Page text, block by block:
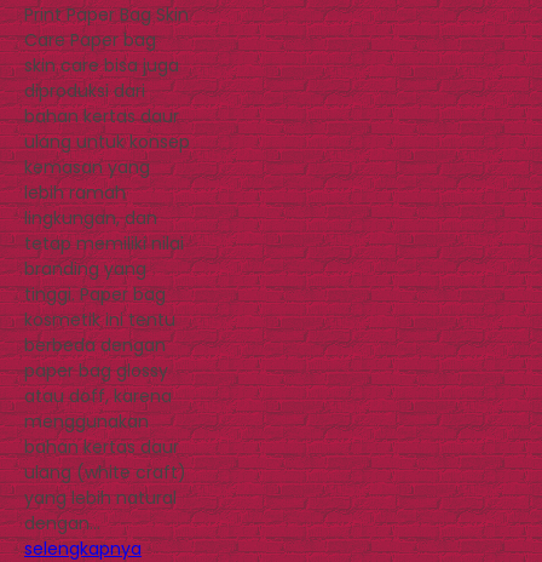
Print Paper Bag Skin
Care Paper bag
skin care bisa juga
diproduksi dari
bahan kertas daur
ulang untuk konsep
kemasan yang
lebih ramah
lingkungan, dan
tetap memiliki nilai
branding yang
tinggi. Paper bag
kosmetik ini tentu
berbeda dengan
paper bag glossy
atau doff, karena
menggunakan
bahan kertas daur
ulang (white craft)
yang lebih natural
dengan…
selengkapnya